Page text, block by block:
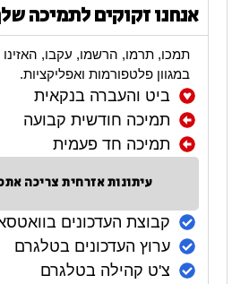
אנחנו זקוקים לתמיכה
תמכו, תרמו, הרשמו, עקבו, האזינו
במגוון פלטפורמות ואפליקציות.
ביט והעברה בנקאית
תמיכה חודשית קבועה
תמיכה חד פעמית
עיתונות אזרחית צריכה
קבוצת העדכונים
ערוץ העדכונים בטלגרם
צ'ט קהילה בטלגרם